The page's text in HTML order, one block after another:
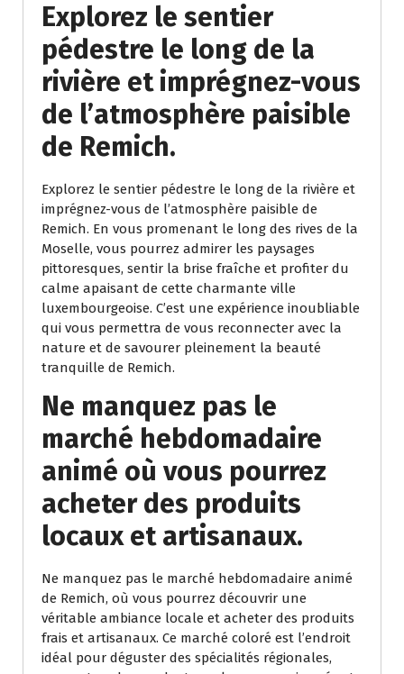
Explorez le sentier
pédestre le long de la
rivière et imprégnez-vous
de l’atmosphère paisible
de Remich.
Explorez le sentier pédestre le long de la rivière et
imprégnez-vous de l’atmosphère paisible de
Remich. En vous promenant le long des rives de la
Moselle, vous pourrez admirer les paysages
pittoresques, sentir la brise fraîche et profiter du
calme apaisant de cette charmante ville
luxembourgeoise. C’est une expérience inoubliable
qui vous permettra de vous reconnecter avec la
nature et de savourer pleinement la beauté
tranquille de Remich.
Ne manquez pas le
marché hebdomadaire
animé où vous pourrez
acheter des produits
locaux et artisanaux.
Ne manquez pas le marché hebdomadaire animé
de Remich, où vous pourrez découvrir une
véritable ambiance locale et acheter des produits
frais et artisanaux. Ce marché coloré est l’endroit
idéal pour déguster des spécialités régionales,